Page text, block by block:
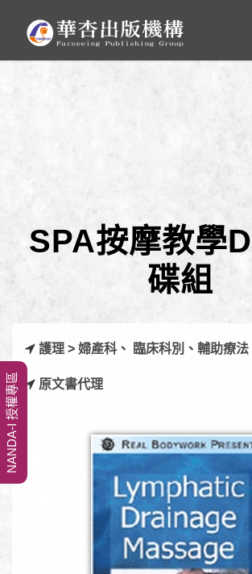
SPA按摩教學
碟組
護理 > 婦產科 、 臨床科別 、 輔助療法
原文書代理
NANDA-I 授權專區